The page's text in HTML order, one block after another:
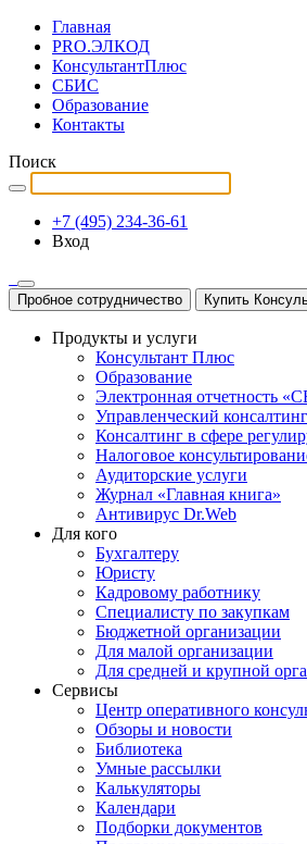
Главная
PRO.ЭЛКОД
КонсультантПлюс
СБИС
Образование
Контакты
Поиск
+7 (495) 234-36-61
Вход
Пробное сотрудничество Купить
Продукты и услуги
Консультант Плюс
Образование
Электронная отчетность
Управленческий консалтинг
Консалтинг в сфере
Налоговое
Аудиторские услуги
Журнал «Главная книга»
Антивирус Dr.Web
Для кого
Бухгалтеру
Юристу
Кадровому работнику
Специалисту по закупкам
Бюджетной организации
Для малой организации
Для средней и крупной
Сервисы
Центр оперативного
Обзоры и новости
Библиотека
Умные рассылки
Калькуляторы
Календари
Подборки документов